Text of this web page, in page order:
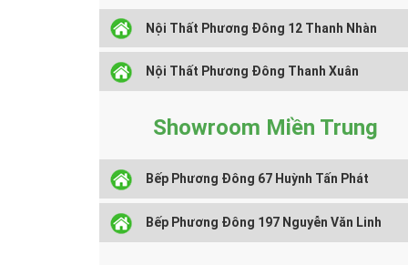
Nội Thất Phương Đông 12 Thanh Nhàn
Nội Thất Phương Đông Thanh Xuân
Showroom Miền Trung
Bếp Phương Đông 67 Huỳnh Tấn Phát
Bếp Phương Đông 197 Nguyễn Văn Linh